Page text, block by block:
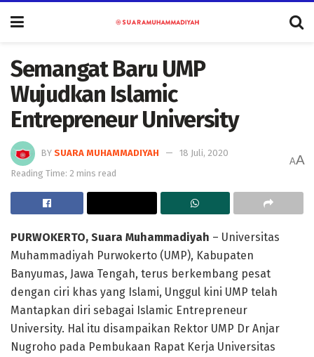
Semangat Baru UMP
Wujudkan Islamic
Entrepreneur University
BY SUARA MUHAMMADIYAH
18 Juli, 2020
Reading Time: 2 mins read
AA
PURWOKERTO, Suara Muhammadiyah – Universitas
Muhammadiyah Purwokerto (UMP), Kabupaten
Banyumas, Jawa Tengah, terus berkembang pesat
dengan ciri khas yang Islami, Unggul kini UMP telah
Mantapkan diri sebagai Islamic Entrepreneur
University. Hal itu disampaikan Rektor UMP Dr Anjar
Nugroho pada Pembukaan Rapat Kerja Universitas